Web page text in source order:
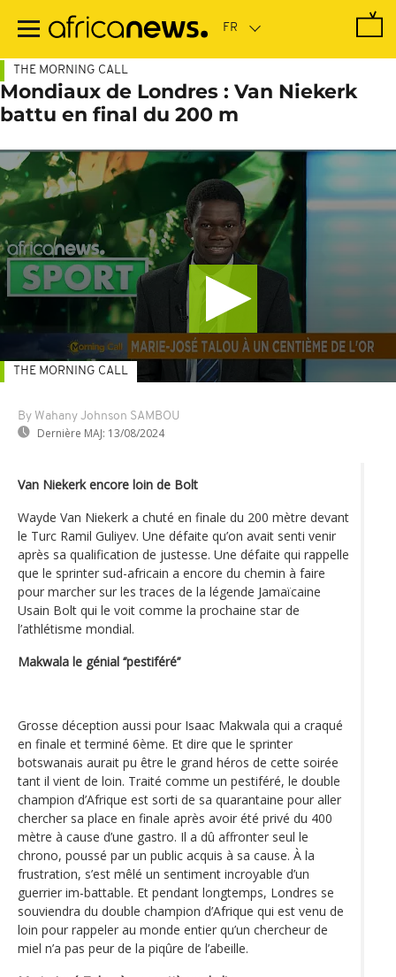
contenu
THE MORNING CALL
Mondiaux de Londres : Van Niekerk
battu en final du 200 m
By Wahany Johnson SAMBOU
Dernière MAJ: 13/08/2024
THE MORNING CALL
Van Niekerk encore loin de Bolt
Wayde Van Niekerk a chuté en finale du 200 mètre devant
le Turc Ramil Guliyev. Une défaite qu’on avait senti venir
après sa qualification de justesse. Une défaite qui rappelle
que le sprinter sud-africain a encore du chemin à faire
pour marcher sur les traces de la légende Jamaïcaine
Usain Bolt qui le voit comme la prochaine star de
l’athlétisme mondial.
Makwala le génial ‘’pestiféré’’
Grosse déception aussi pour Isaac Makwala qui a craqué
en finale et terminé 6ème. Et dire que le sprinter
botswanais aurait pu être le grand héros de cette soirée
tant il vient de loin. Traité comme un pestiféré, le double
champion d’Afrique est sorti de sa quarantaine pour aller
chercher sa place en finale après avoir été privé du 400
mètre à cause d’une gastro. Il a dû affronter seul le
chrono, poussé par un public acquis à sa cause. À la
frustration, s’est mêlé un sentiment incroyable d’un
guerrier im-battable. Et pendant longtemps, Londres se
souviendra du double champion d’Afrique qui est venu de
loin pour rappeler au monde entier qu’un chercheur de
miel n’a pas peur de la piqûre de l’abeille.